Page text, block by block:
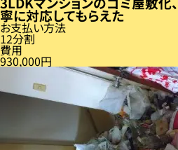
寧に対応してもらえた
お支払い方法
12分割
費用
930,000円